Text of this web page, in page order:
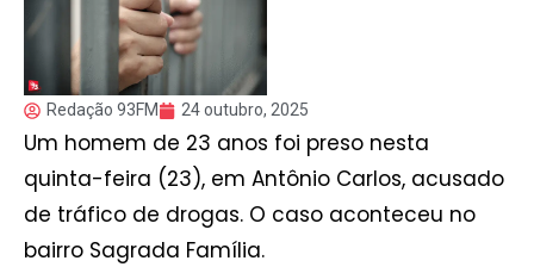
Redação 93FM 24 outubro, 2025
Um homem de 23 anos foi preso nesta
quinta-feira (23), em Antônio Carlos, acusado
de tráfico de drogas. O caso aconteceu no
bairro Sagrada Família.